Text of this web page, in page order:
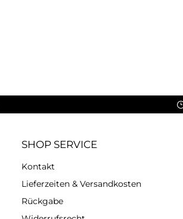
SHOP SERVICE
Kontakt
Lieferzeiten & Versandkosten
Rückgabe